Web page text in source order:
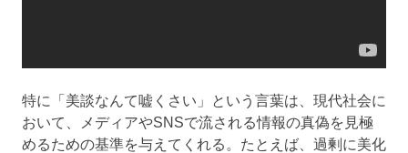
特に「美談なんて嘘くさい」という言葉は、現代社会に
おいて、メディアやSNSで流される情報の真偽を見極
めるための基準を与えてくれる。たとえば、過剰に美化